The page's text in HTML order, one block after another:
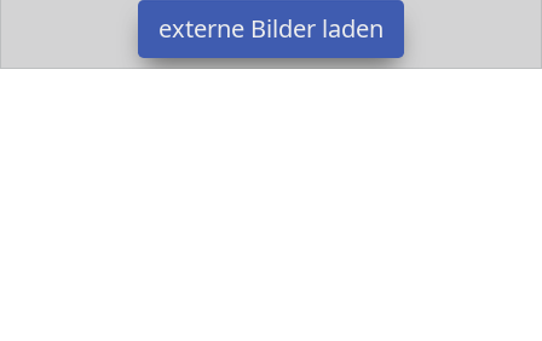
externe Bilder laden